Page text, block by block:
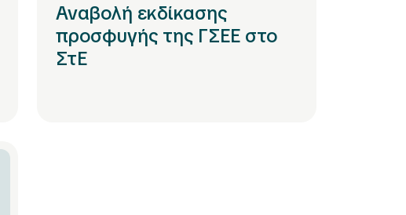
Αναβολή εκδίκασης
προσφυγής της ΓΣΕΕ στο
ΣτΕ